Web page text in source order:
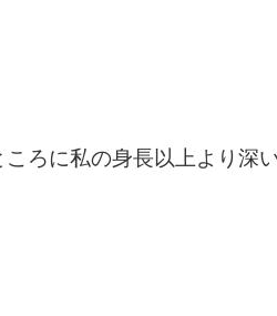
ろに私の身長以上より深